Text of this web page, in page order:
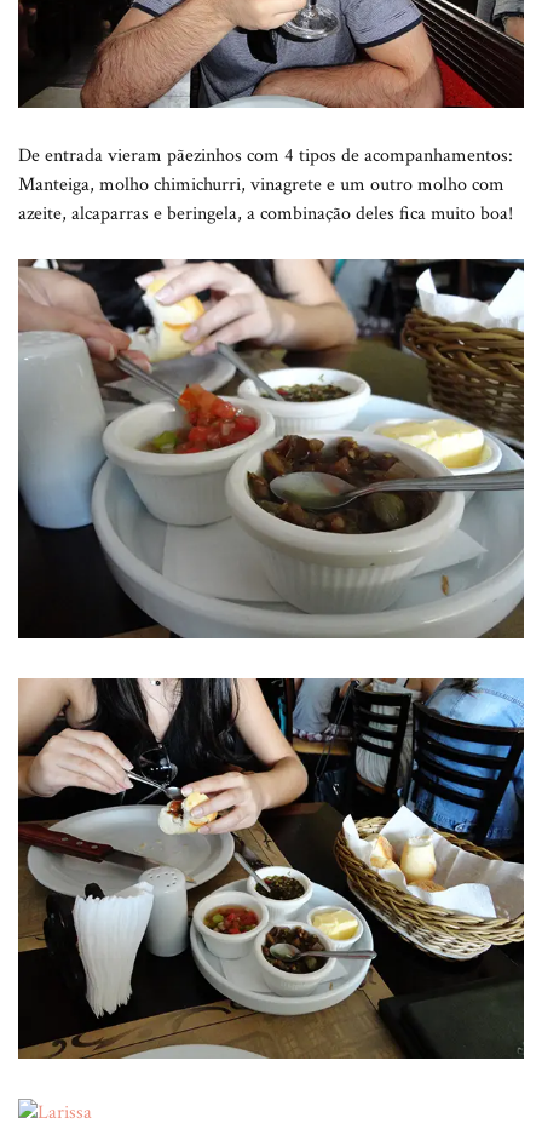
De entrada vieram pãezinhos com 4 tipos de acompanhamentos:
Manteiga, molho chimichurri, vinagrete e um outro molho com
azeite, alcaparras e beringela, a combinação deles fica muito boa!